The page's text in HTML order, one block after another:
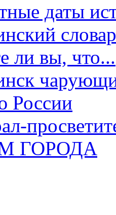
даты
ли вы, что...
России
ГОРОДА